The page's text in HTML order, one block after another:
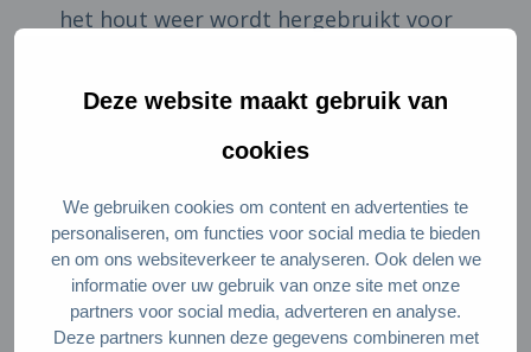
Deze website maakt gebruik van
cookies
We gebruiken cookies om content en advertenties te
personaliseren, om functies voor social media te bieden
en om ons websiteverkeer te analyseren. Ook delen we
informatie over uw gebruik van onze site met onze
partners voor social media, adverteren en analyse.
Deze partners kunnen deze gegevens combineren met
het hout weer wordt hergebruikt voor
Waarom is het circulair?
Grote kruislings verlijmde houtplaten
vormen de basis van het ontwerp. Ze
worden gebruikt voor de wanden, de
vloer en het plafond. In deze platen wordt
bovendien zo min mogelijk gefreesd